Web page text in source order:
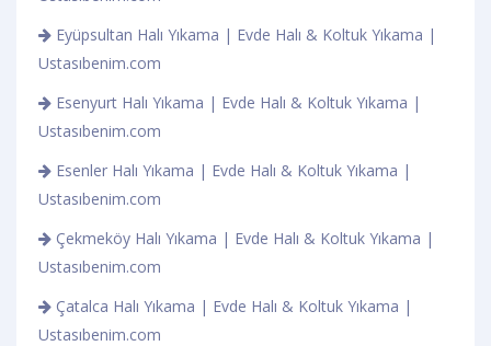
Eyüpsultan Halı Yıkama | Evde Halı & Koltuk Yıkama |
Ustasıbenim.com
Esenyurt Halı Yıkama | Evde Halı & Koltuk Yıkama |
Ustasıbenim.com
Esenler Halı Yıkama | Evde Halı & Koltuk Yıkama |
Ustasıbenim.com
Çekmeköy Halı Yıkama | Evde Halı & Koltuk Yıkama |
Ustasıbenim.com
Çatalca Halı Yıkama | Evde Halı & Koltuk Yıkama |
Ustasıbenim.com